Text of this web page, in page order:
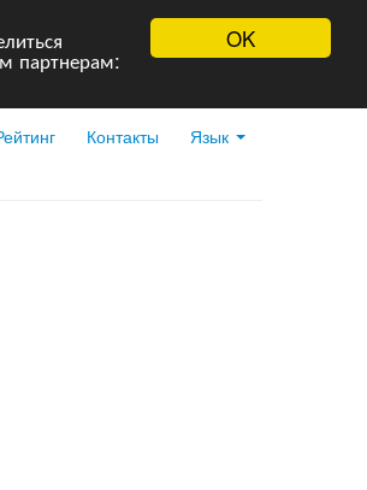
OK
партнерам:
Контакты Язык